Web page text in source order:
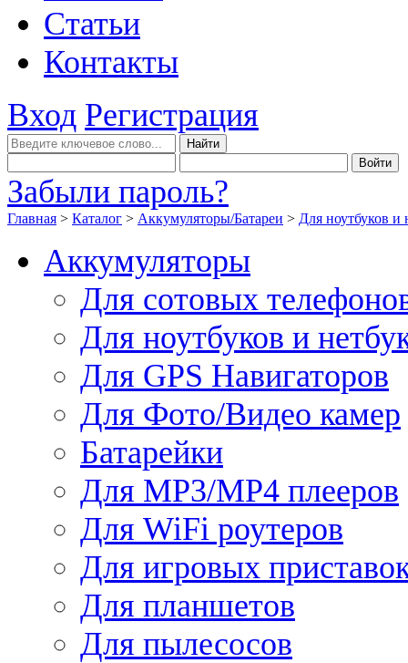
Статьи
Контакты
Вход Регистрация
Забыли пароль?
Главная > Каталог > Аккумуляторы/Батареи > Для ноутбуков и
Аккумуляторы
Для сотовых
Для ноутбуков и
Для GPS Навигаторов
Для Фото/Видео камер
Батарейки
Для MP3/MP4 плееров
Для WiFi роутеров
Для игровых
Для планшетов
Для пылесосов